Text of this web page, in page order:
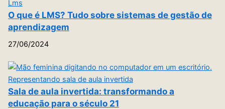
O que é LMS? Tudo sobre sistemas de gestão de
aprendizagem
27/06/2024
Sala de aula invertida: transformando a
educação para o século 21